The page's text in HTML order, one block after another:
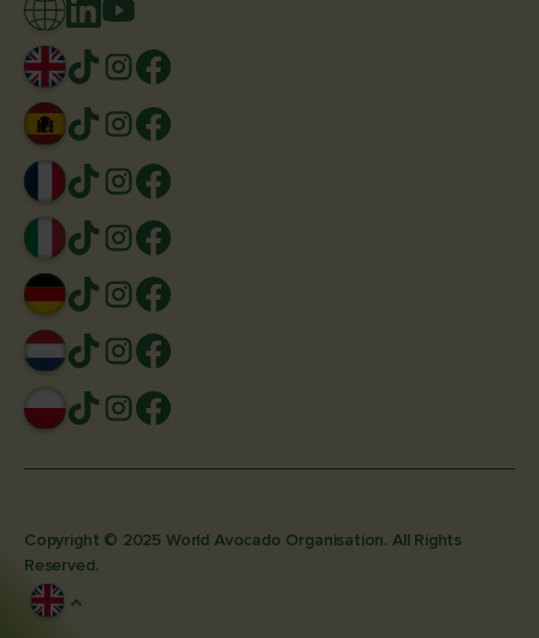
Copyright © 2025 World Avocado Organisation. All Rights
Reserved.